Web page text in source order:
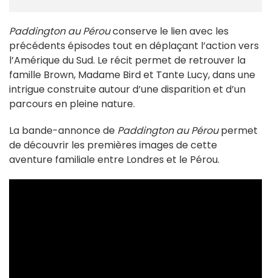
Paddington au Pérouconserve le lien avec les
précédents épisodes tout en déplaçant l’action vers
l’Amérique du Sud. Le récit permet de retrouver la
famille Brown, Madame Bird et Tante Lucy, dans une
intrigue construite autour d’une disparition et d’un
parcours en pleine nature.
La bande-annonce de Paddington au Péroupermet
de découvrir les premières images de cette
aventure familiale entre Londres et le Pérou.